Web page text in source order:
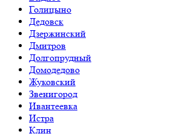
Голицыно
Дедовск
Дзержинский
Дмитров
Долгопрудный
Домодедово
Жуковский
Звенигород
Ивантеевка
Истра
Клин